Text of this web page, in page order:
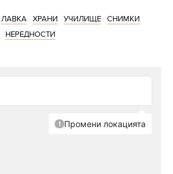
ЛАВКА ХРАНИ УЧИЛИЩЕ
СНИМКИ
НЕРЕДНОСТИ